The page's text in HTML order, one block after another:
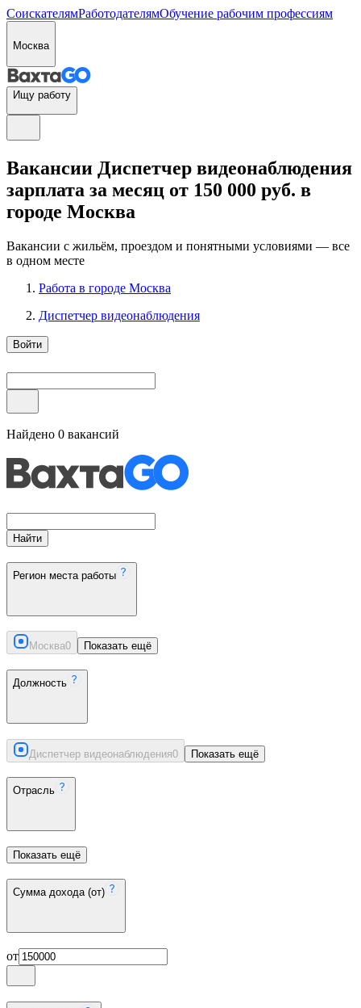
СоискателямРаботодателямОбучение рабочим профессиям
Москва
Ищу работу
Вакансии Диспетчер видеонаблюдения
зарплата за месяц от 150 000 руб. в
городе Москва
Вакансии с жильём, проездом и понятными условиями — все
в одном месте
Работа в городе Москва
Диспетчер видеонаблюдения
Войти
Найдено 0 вакансий
Найти
Регион места работы
Москва0 Показать ещё
Должность
Диспетчер видеонаблюдения0 Показать ещё
Отрасль
Показать ещё
Сумма дохода (от)
от